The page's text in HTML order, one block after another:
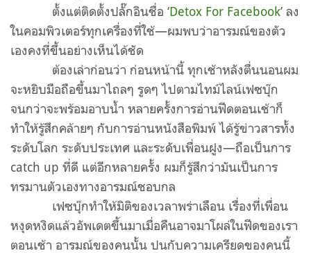
ตั้งแต่ติดตั้งปลั๊กอินชื่อ ‘Detox For Facebook’ ลง
ในคอมพิวเตอร์ทุกเครื่องที่ใช้—ผมพบว่าอารมณ์ของตัว
เองคงที่ขึ้นอย่างเห็นได้ชัด
ต้องเล่าก่อนว่า ก่อนหน้านี้ ทุกเช้าหลังตื่นนอนผม
จะหยิบมือถือขึ้นมาไถลๆ รูดๆ ไปตามไทม์ไลน์เฟซบุ๊ก
จนกว่าจะพร้อมอาบน้ำ หลายครั้งการอ่านฟีดตอนเช้าก็
ทำให้รู้สึกคล้ายๆ กับการอ่านหนังสือพิมพ์ ได้รู้ข่าวสารทั้ง
ระดับโลก ระดับประเทศ และระดับเพื่อนฝูง—ถือเป็นการ
catch up ที่ดี แต่อีกหลายครั้ง ผมก็รู้สึกว่ามันเป็นการ
ทรมานตัวเองทางอารมณ์ชอบกล
เฟซบุ๊กทำให้มิติของเวลาพร่าเลือน เรื่องที่เพื่อน
หงุดหงิดแล้วอัพเดตขึ้นมาเมื่อคืนอาจมาโผล่ในฟีดของเรา
ตอนเช้า อารมณ์ของคนนั้น ปนกับความเครียดของคนนี้